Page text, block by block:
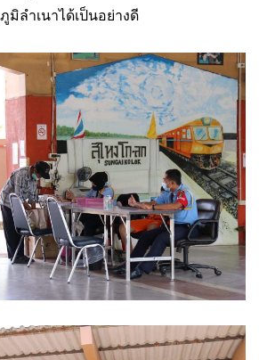
มิลำเนาได้เป็นอย่างดี